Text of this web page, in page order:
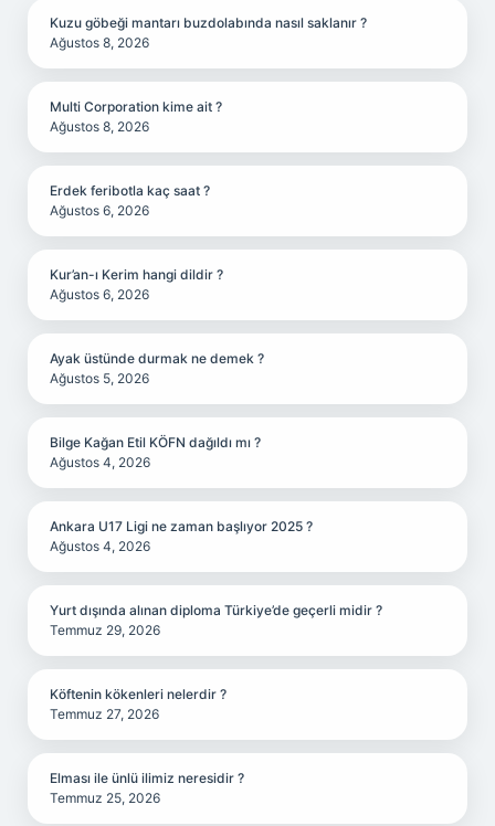
Kuzu göbeği mantarı buzdolabında nasıl saklanır ?
Ağustos 8, 2026
Multi Corporation kime ait ?
Ağustos 8, 2026
Erdek feribotla kaç saat ?
Ağustos 6, 2026
Kur’an-ı Kerim hangi dildir ?
Ağustos 6, 2026
Ayak üstünde durmak ne demek ?
Ağustos 5, 2026
Bilge Kağan Etil KÖFN dağıldı mı ?
Ağustos 4, 2026
Ankara U17 Ligi ne zaman başlıyor 2025 ?
Ağustos 4, 2026
Yurt dışında alınan diploma Türkiye’de geçerli midir ?
Temmuz 29, 2026
Köftenin kökenleri nelerdir ?
Temmuz 27, 2026
Elması ile ünlü ilimiz neresidir ?
Temmuz 25, 2026